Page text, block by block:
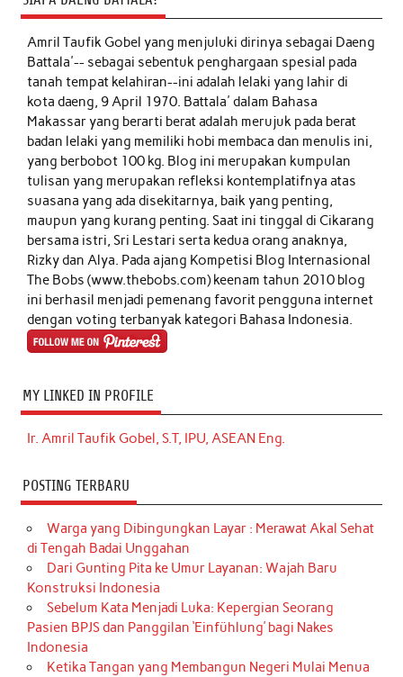
Amril Taufik Gobelyang menjuluki dirinya sebagai Daeng
Battala'-- sebagai sebentuk penghargaan spesial pada
tanah tempat kelahiran--ini adalah lelaki yang lahir di
kota daeng, 9 April 1970. Battala' dalam Bahasa
Makassar yang berarti berat adalah merujuk pada berat
badan lelaki yang memiliki hobi membaca dan menulis ini,
yang berbobot 100 kg. Blog ini merupakan kumpulan
tulisan yang merupakan refleksi kontemplatifnya atas
suasana yang ada disekitarnya, baik yang penting,
maupun yang kurang penting. Saat ini tinggal di Cikarang
bersama istri, Sri Lestari serta kedua orang anaknya,
Rizky dan Alya. Pada ajang Kompetisi Blog Internasional
The Bobs (www.thebobs.com) keenam tahun 2010 blog
ini berhasil menjadi pemenang favorit pengguna internet
dengan voting terbanyak kategori Bahasa Indonesia.
MY LINKED IN PROFILE
Ir. Amril Taufik Gobel, S.T, IPU, ASEAN Eng.
POSTING TERBARU
Warga yang Dibingungkan Layar : Merawat Akal Sehat
di Tengah Badai Unggahan
Dari Gunting Pita ke Umur Layanan: Wajah Baru
Konstruksi Indonesia
Sebelum Kata Menjadi Luka: Kepergian Seorang
Pasien BPJS dan Panggilan ‘Einfühlung’ bagi Nakes
Indonesia
Ketika Tangan yang Membangun Negeri Mulai Menua